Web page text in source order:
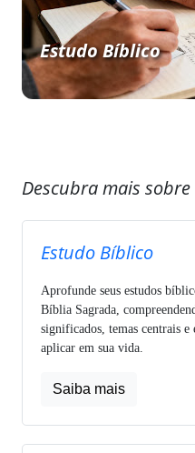
Estudo Bíblico
Descubra mais
Estudo Bíblico
Aprofunde seus estudos
Bíblia Sagrada,
significados, temas centrais e
aplicar em sua vida.
Saiba mais